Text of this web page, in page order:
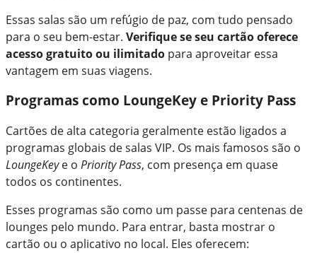
Essas salas são um refúgio de paz, com tudo pensado
para o seu bem-estar. Verifique se seu cartão oferece
acesso gratuito ou ilimitado para aproveitar essa
vantagem em suas viagens.
Programas como LoungeKey e Priority Pass
Cartões de alta categoria geralmente estão ligados a
programas globais de salas VIP. Os mais famosos são o
LoungeKeye o Priority Pass, com presença em quase
todos os continentes.
Esses programas são como um passe para centenas de
lounges pelo mundo. Para entrar, basta mostrar o
cartão ou o aplicativo no local. Eles oferecem: